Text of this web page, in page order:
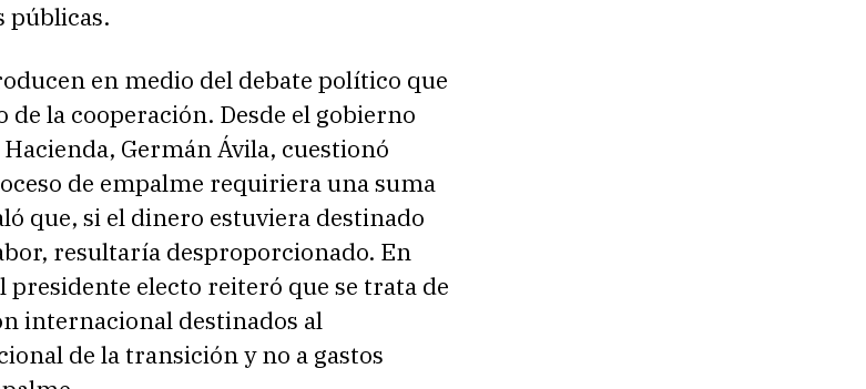
públicas.
en medio del debate político que
la cooperación. Desde el gobierno
Germán Ávila, cuestionó
de empalme requiriera una suma
que, si el dinero estuviera destinado
resultaría desproporcionado. En
presidente electo reiteró que se trata de
internacional destinados al
de la transición y no a gastos